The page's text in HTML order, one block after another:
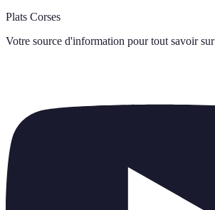
Plats Corses
Votre source d'information pour tout savoir sur